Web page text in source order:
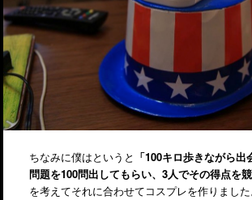
ちなみに僕はというと 「100キロ歩きながら
問題を100問出してもらい、3人でその得点を競
を考えてそれに合わせてコスプレを作りました